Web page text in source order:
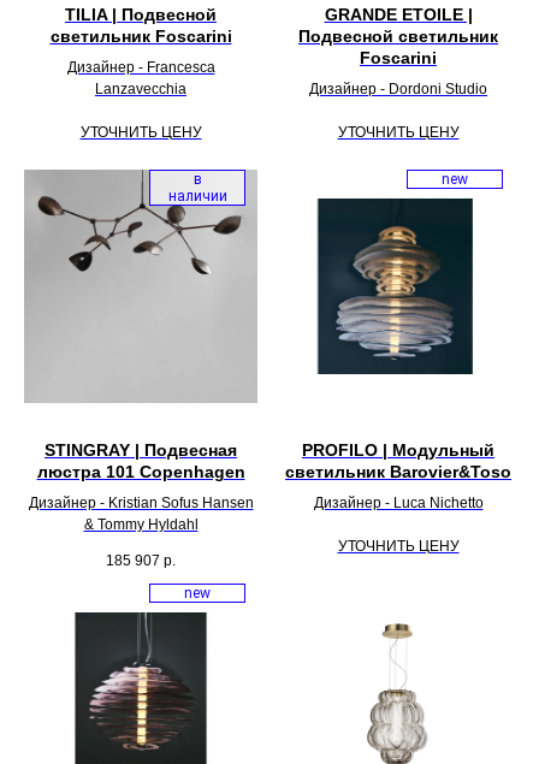
TILIA | Подвесной
светильник Foscarini
Дизайнер - Francesca
Lanzavecchia
УТОЧНИТЬ ЦЕНУ
GRANDE ETOILE |
Подвесной светильник
Foscarini
Дизайнер - Dordoni Studio
УТОЧНИТЬ ЦЕНУ
в
наличии
STINGRAY | Подвесная
люстра 101 Copenhagen
Дизайнер - Kristian Sofus Hansen
& Tommy Hyldahl
185 907 р.
new
PROFILO | Модульный
светильник Barovier&Toso
Дизайнер - Luca Nichetto
УТОЧНИТЬ ЦЕНУ
new